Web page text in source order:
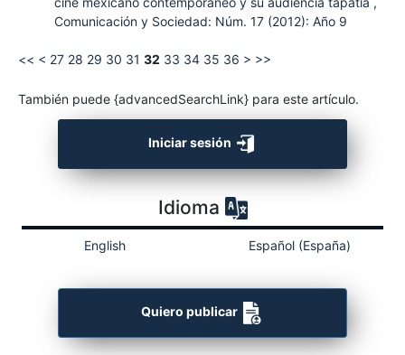
Comunicación y Sociedad: Núm. 17 (2012): Año 9
<< < 27 28 29 30 31 32 33 34 35 36 > >>
También puede {advancedSearchLink} para este artículo.
Iniciar sesión
Idioma
English Español (España)
Quiero publicar